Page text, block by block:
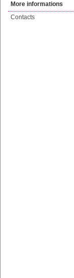
More informations
Contacts